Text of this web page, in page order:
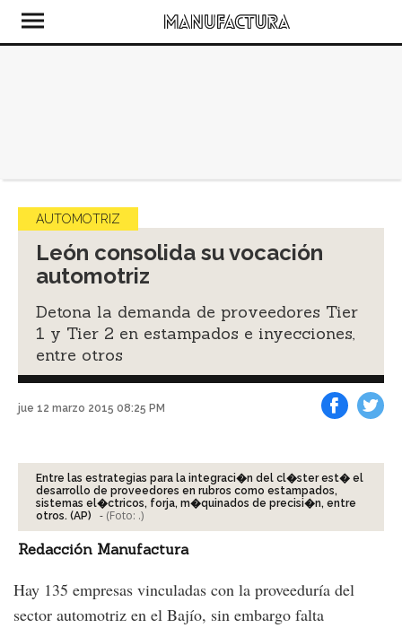
AUTOMOTRIZ
León consolida su vocación
automotriz
Detona la demanda de proveedores Tier
1 y Tier 2 en estampados e inyecciones,
entre otros
jue 12 marzo 2015 08:25 PM
Entre las estrategias para la integraci�n del cl�ster est� el
desarrollo de proveedores en rubros como estampados,
sistemas el�ctricos, forja, m�quinados de precisi�n, entre
otros. (AP)
- (Foto: .)
Redacción Manufactura
Hay 135 empresas vinculadas con la proveeduría del
sector automotriz en el Bajío, sin embargo falta